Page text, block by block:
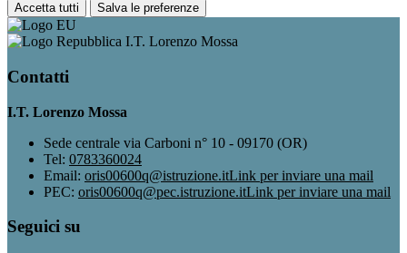
Accetta tutti Salva le preferenze
I.T. Lorenzo Mossa
Contatti
I.T. Lorenzo Mossa
Sede centrale via Carboni n° 10 - 09170 (OR)
Tel: 0783360024
Email: oris00600q@istruzione.itLink per inviare una mail
PEC: oris00600q@pec.istruzione.itLink per inviare una mail
Seguici su